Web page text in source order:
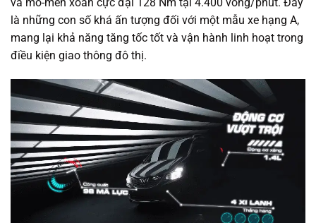
là những con số khá ấn tượng đối với một mẫu xe hạng A,
mang lại khả năng tăng tốc tốt và vận hành linh hoạt trong
điều kiện giao thông đô thị.